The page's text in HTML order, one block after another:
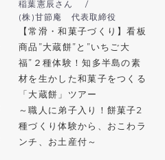
稲葉憲辰さん /
(株)甘節庵 代表取締役
【常滑・和菓子づくり】看板
商品”大蔵餅”と”いちご大
福”２種体験！知多半島の素
材を生かした和菓子をつくる
「大蔵餅」ツアー
～職人に弟子入り！餅菓子2
種づくり体験から、おこわラ
ンチ、お土産付～